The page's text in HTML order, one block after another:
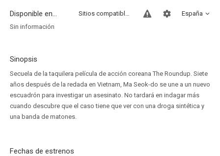
Disponible en... España
Sitios compatibles
Sin información
Sinopsis
Secuela de la taquilera película de acción coreana The Roundup. Siete
años después de la redada en Vietnam, Ma Seok-do se une a un nuevo
escuadrón para investigar un asesinato. No tardará en indagar más
cuando descubre que el caso tiene que ver con una droga sintética y
una banda de matones.
Fechas de estrenos